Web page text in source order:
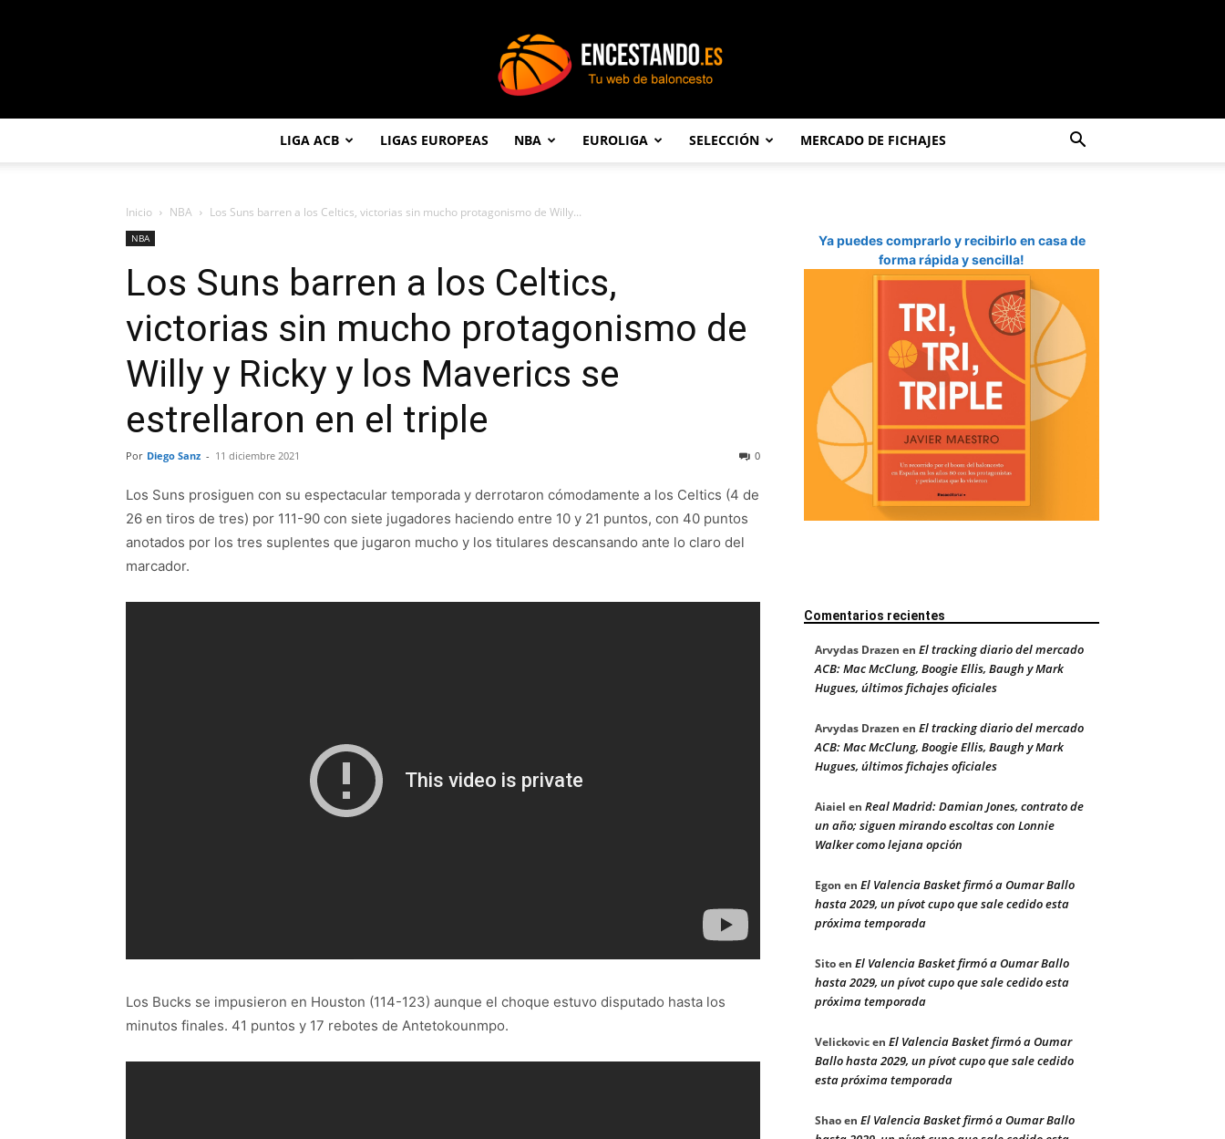
LIGA ACB LIGAS EUROPEAS NBA EUROLIGA SELECCIÓN MERCADO DE FICHAJES
Inicio NBA Los Suns barren a los Celtics, victorias sin mucho protagonismo de Willy...
NBA
Los Suns barren a los Celtics,
victorias sin mucho protagonismo de
Willy y Ricky y los Maverics se
estrellaron en el triple
Por Diego Sanz - 11 diciembre 2021 0
Los Suns prosiguen con su espectacular temporada y derrotaron cómodamente a los Celtics (4 de
26 en tiros de tres) por 111-90 con siete jugadores haciendo entre 10 y 21 puntos, con 40 puntos
anotados por los tres suplentes que jugaron mucho y los titulares descansando ante lo claro del
marcador.
Los Bucks se impusieron en Houston (114-123) aunque el choque estuvo disputado hasta los
minutos finales. 41 puntos y 17 rebotes de Antetokounmpo.
Ya puedes comprarlo y recibirlo en casa de
forma rápida y sencilla!
Comentarios recientes
Arvydas Drazen en El tracking diario del mercado
ACB: Mac McClung, Boogie Ellis, Baugh y Mark
Hugues, últimos fichajes oficiales
Arvydas Drazen en El tracking diario del mercado
ACB: Mac McClung, Boogie Ellis, Baugh y Mark
Hugues, últimos fichajes oficiales
Aiaiel en Real Madrid: Damian Jones, contrato de
un año; siguen mirando escoltas con Lonnie
Walker como lejana opción
Egon en El Valencia Basket firmó a Oumar Ballo
hasta 2029, un pívot cupo que sale cedido esta
próxima temporada
Sitoen El Valencia Basket firmó a Oumar Ballo
hasta 2029, un pívot cupo que sale cedido esta
próxima temporada
Velickovicen El Valencia Basket firmó a Oumar
Ballo hasta 2029, un pívot cupo que sale cedido
esta próxima temporada
Shaoen El Valencia Basket firmó a Oumar Ballo